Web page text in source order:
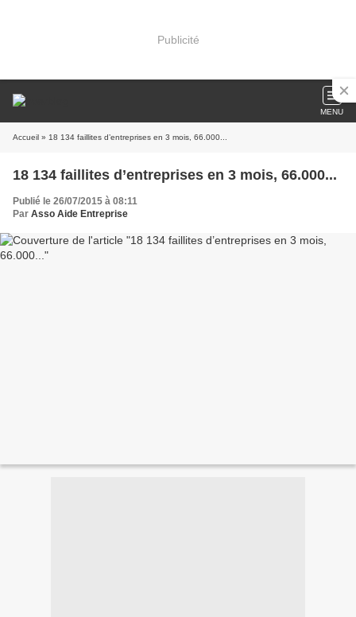
Publicité
MENU
Accueil » 18 134 faillites d’entreprises en 3 mois, 66.000...
18 134 faillites d’entreprises en 3 mois, 66.000...
Publié le 26/07/2015 à 08:11
Par Asso Aide Entreprise